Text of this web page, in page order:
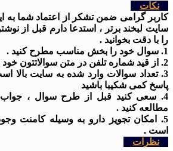
نکات
کاربر گرامی ضمن تشکر از اعتماد شما به
سایت لبخند برتر ، استدعا دارم قبل از
را با دقت بخوانید .
1. سوال خود را بخش مناسب مطرح کنید .
2. از قید شماره تلفن در متن سوالاتتون خود داری فرمایید .
3. تعداد سوالات وارد شده به سایت
پاسخ کمی شکیبا باشید
4. سعی کنید قبل از طرح سوال ، جواب
مطالعه کنید .
5. امکان تجویز دارو به وسیله کامنت
است .
نظرات